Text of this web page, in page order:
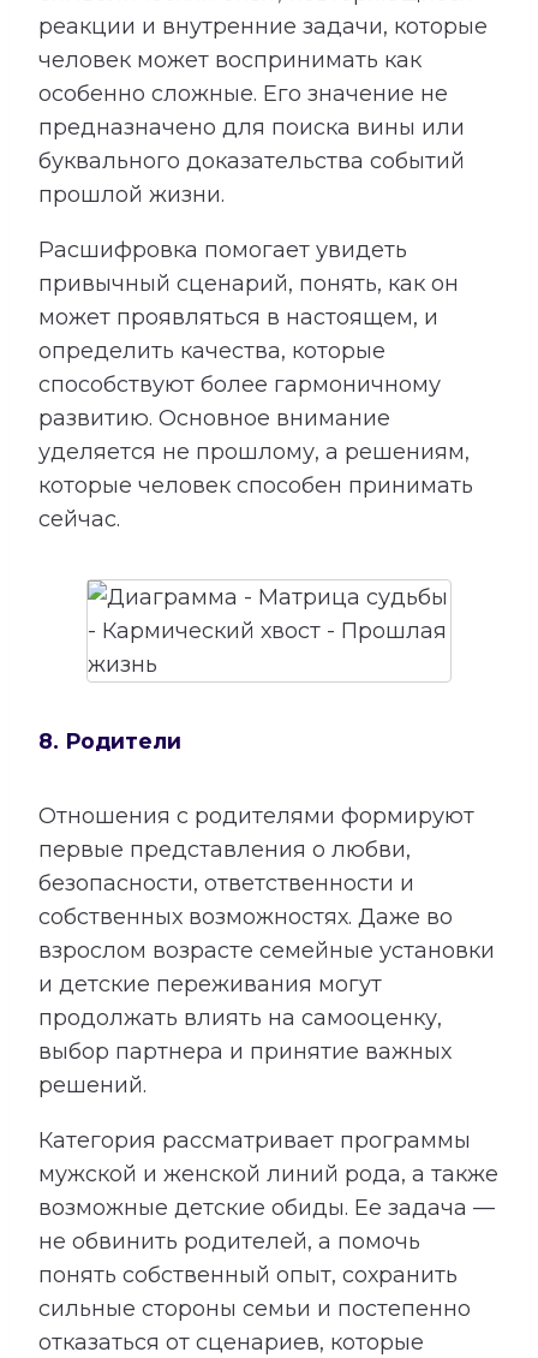
реакции и внутренние задачи, которые
человек может воспринимать как
особенно сложные. Его значение не
предназначено для поиска вины или
буквального доказательства событий
прошлой жизни.
Расшифровка помогает увидеть
привычный сценарий, понять, как он
может проявляться в настоящем, и
определить качества, которые
способствуют более гармоничному
развитию. Основное внимание
уделяется не прошлому, а решениям,
которые человек способен принимать
сейчас.
8. Родители
Отношения с родителями формируют
первые представления о любви,
безопасности, ответственности и
собственных возможностях. Даже во
взрослом возрасте семейные установки
и детские переживания могут
продолжать влиять на самооценку,
выбор партнера и принятие важных
решений.
Категория рассматривает программы
мужской и женской линий рода, а также
возможные детские обиды. Ее задача —
не обвинить родителей, а помочь
понять собственный опыт, сохранить
сильные стороны семьи и постепенно
отказаться от сценариев, которые